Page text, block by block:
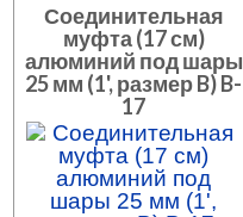
Соединительная
муфта (17 см)
алюминий под шары
25 мм (1', размер B) B-
17